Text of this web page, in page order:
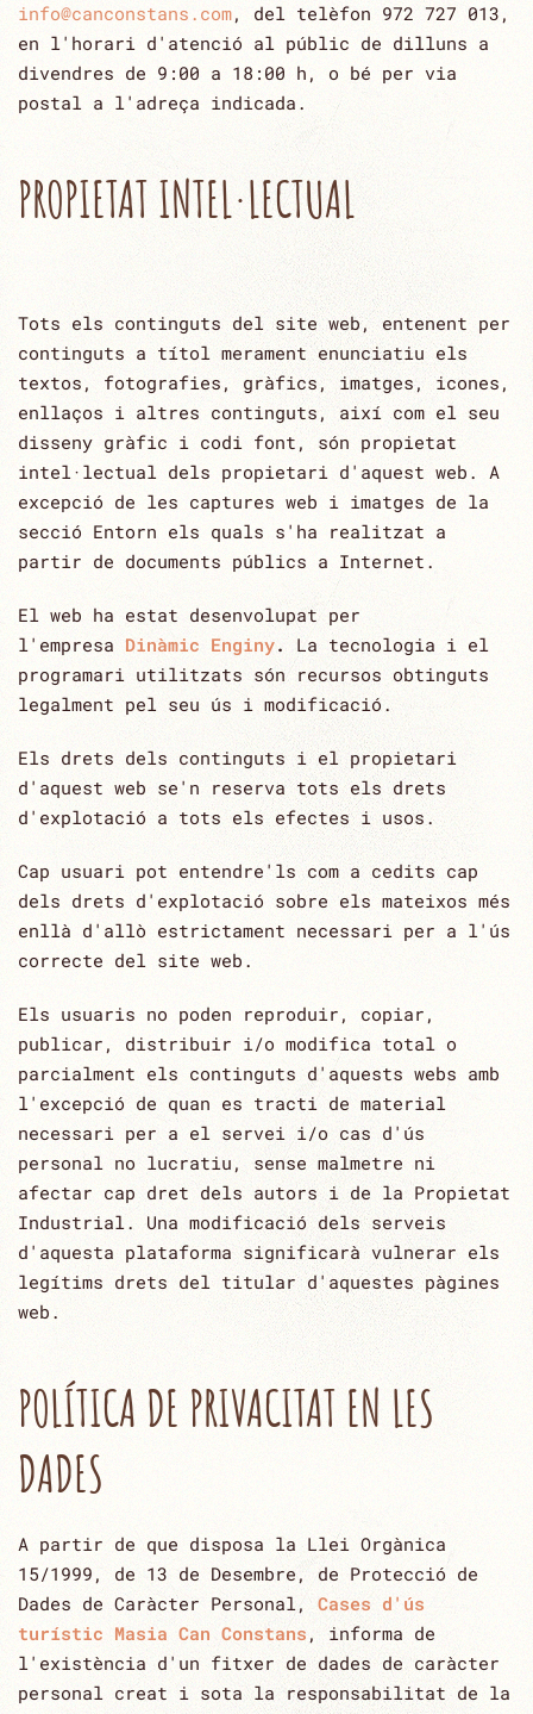
info@canconstans.com, del telèfon 972 727 013,
en l'horari d'atenció al públic de dilluns a
divendres de ‎‎9:00 a 18:00 h, o bé per via
postal a l'adreça indicada.‎
PROPIETAT INTEL·LECTUAL
Tots els continguts del site web, entenent per
continguts a títol merament enunciatiu els
textos, ‎fotografies, gràfics, imatges, icones,
enllaços i altres continguts, així com el seu
disseny gràfic i codi font, són ‎propietat
intel·lectual dels propietari d'aquest web. A
excepció de les captures web i imatges de la
secció Entorn els ‎quals s'ha realitzat a
partir de documents públics a ‎Internet.‎
El web ha estat desenvolupat per
l'empresa Dinàmic Enginy. La tecnologia i el
programari utilitzats són recursos obtinguts
‎legalment pel seu ús i modificació.‎
Els drets dels continguts i el propietari
d'aquest web se'n reserva tots els drets
d'explotació a tots els efectes i usos.‎
Cap usuari pot entendre'ls com a cedits cap
dels drets d'explotació sobre els mateixos més
enllà d'allò ‎estrictament necessari per a l'ús
correcte del site web.‎
Els usuaris no poden reproduir, copiar,
publicar, distribuir i/o modifica total o
parcialment els continguts ‎d'aquests webs amb
l'excepció de quan es tracti de material
necessari per a el servei i/o cas d'ús
personal ‎no lucratiu, sense malmetre ni
afectar cap dret dels autors i de la Propietat
Industrial. Una modificació dels ‎serveis
d'aquesta plataforma significarà vulnerar els
legítims drets del titular d'aquestes pàgines
web.‎
POLÍTICA DE PRIVACITAT EN LES
DADES
A partir de que disposa la Llei Orgànica
15/1999, de 13 de Desembre, de Protecció de‎
Dades de Caràcter Personal, Cases d'ús
turístic Masia Can Constans , informa de
l'existència d'un fitxer de dades de caràcter
‎personal creat i sota la responsabilitat de la